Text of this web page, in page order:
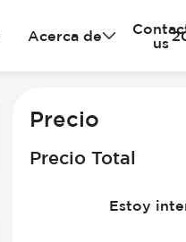
Acerca de
us
ImagePrecio
Precio Total
Estoy